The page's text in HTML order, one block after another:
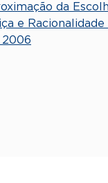
da
e
2006